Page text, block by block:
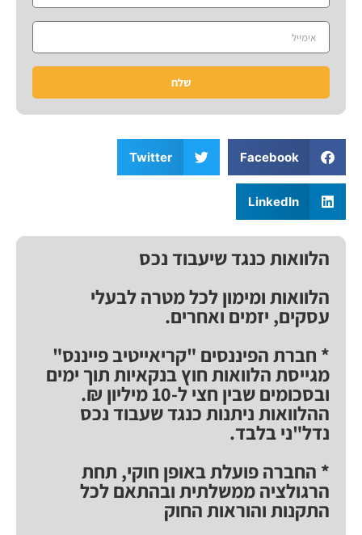
שלח
Facebook
Twitter
LinkedIn
הלוואות כנגד שיעבוד נכס
הלוואות ומימון לכל מטרה לבעלי
עסקים, יזמים ואחרים.
* חברת הפיננסים "קריאייטיב פייננס"
מגייסת הלוואות חוץ בנקאיות תוך ימים
ובסכומים שבין חצי ל-10 מיליון ₪.
ההלוואות ניתנות כנגד שעבוד נכס
נדל"ני בלבד.
* החברה פועלת באופן חוקי, תחת
הרגולציה ממשלתית ובהתאם לכל
התקנות והוראות החוק